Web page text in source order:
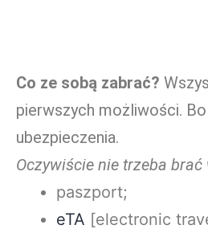
Co ze sobą zabrać?
pierwszych możliwości.
ubezpieczenia.
Oczywiście nie trzeba
paszport;
eTA [electronic